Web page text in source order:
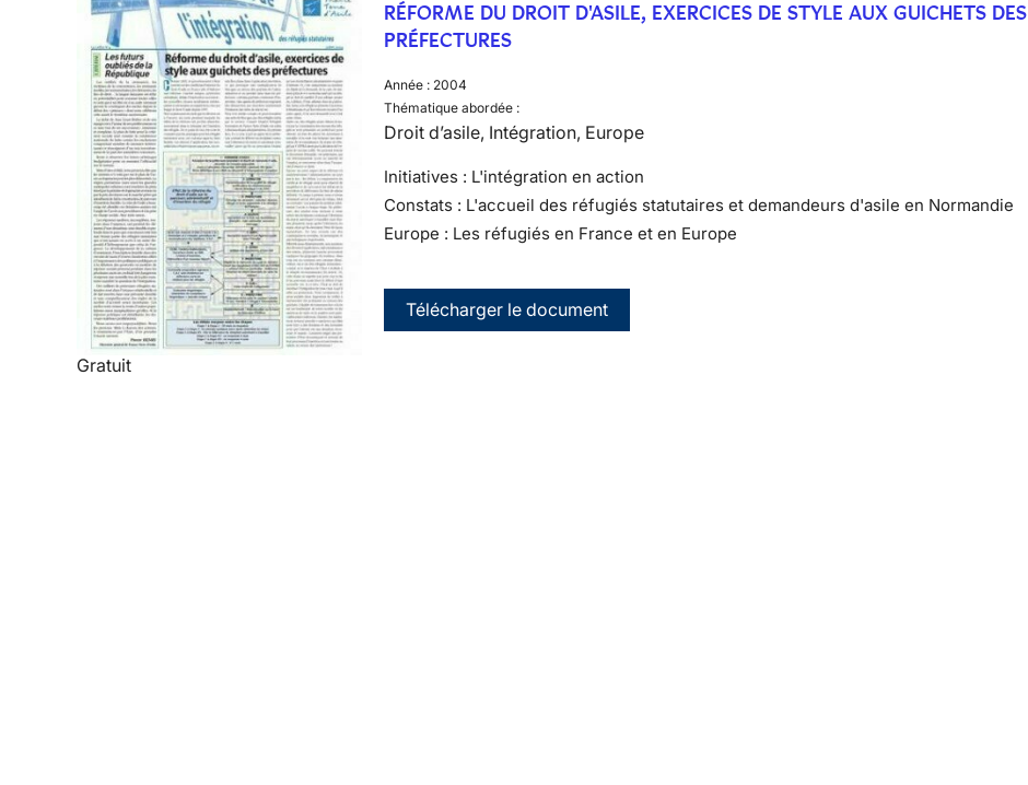
Gratuit
RÉFORME DU DROIT D'ASILE, EXERCICES DE STYLE AUX GUICHETS DES
PRÉFECTURES
Année : 2004
Thématique abordée :
Droit d’asile, Intégration, Europe
Initiatives : L'intégration en action
Constats : L'accueil des réfugiés statutaires et demandeurs d'asile en Normandie
Europe : Les réfugiés en France et en Europe
Télécharger le document